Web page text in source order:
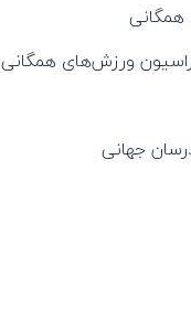
ورزش‌های همگانی